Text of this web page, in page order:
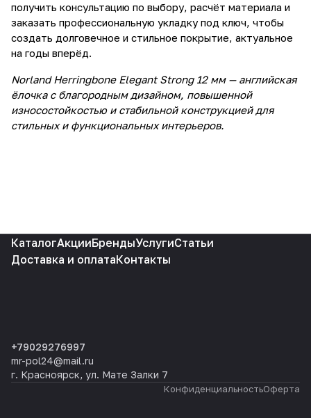
получить консультацию по выбору, расчёт материала и
заказать профессиональную укладку под ключ, чтобы
создать долговечное и стильное покрытие, актуальное
на годы вперёд.
Norland Herringbone Elegant Strong 12 мм — английская
ёлочка с благородным дизайном, повышенной
износостойкостью и стабильной конструкцией для
стильных и функциональных интерьеров.
КаталогАкцииБрендыУслугиСтатьи
Доставка и оплатаКонтакты
+79029276997
mr-pol24@mail.ru
г. Красноярск, ул. Мате Залки 7
КонфиденциальностьОферта